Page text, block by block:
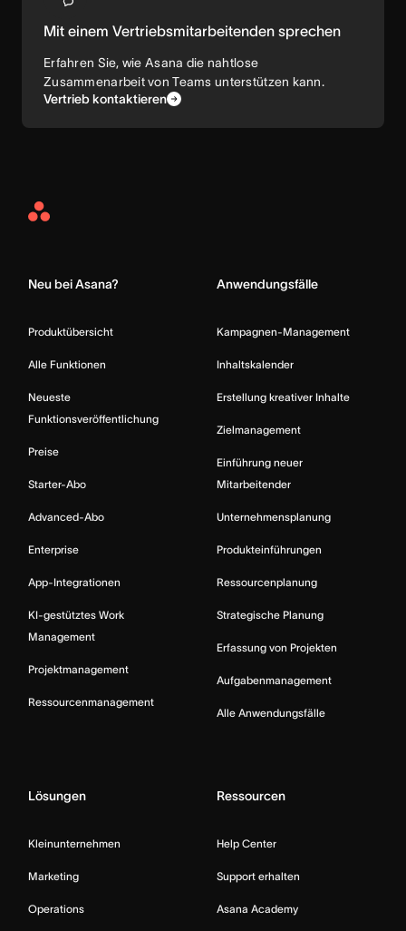
Mit einem Vertriebsmitarbeitenden sprechen
Erfahren Sie, wie Asana die nahtlose
Zusammenarbeit von Teams unterstützen kann.
Vertrieb kontaktieren
Asana
Neu bei Asana?
Produktübersicht
Alle Funktionen
Neueste
Funktionsveröffentlichung
Preise
Starter-Abo
Advanced-Abo
Enterprise
App-Integrationen
KI-gestütztes Work
Management
Projektmanagement
Ressourcenmanagement
Anwendungsfälle
Kampagnen-Management
Inhaltskalender
Erstellung kreativer Inhalte
Zielmanagement
Einführung neuer
Mitarbeitender
Unternehmensplanung
Produkteinführungen
Ressourcenplanung
Strategische Planung
Erfassung von Projekten
Aufgabenmanagement
Alle Anwendungsfälle
Lösungen
Kleinunternehmen
Marketing
Operations
Ressourcen
Help Center
Support erhalten
Asana Academy